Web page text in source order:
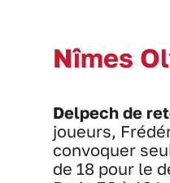
Nîmes
Delpech de
joueurs,
convoquer
de 18 pour le